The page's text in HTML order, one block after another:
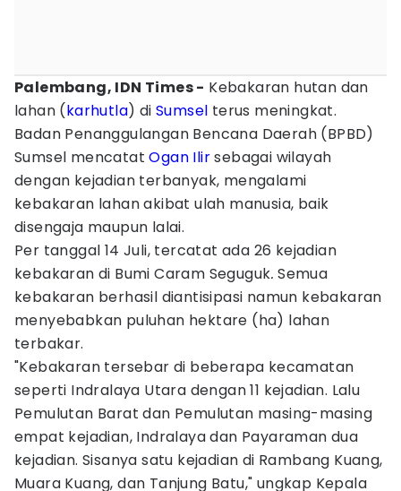
Palembang, IDN Times - Kebakaran hutan dan
lahan (karhutla) diSumsel terus meningkat.
Badan Penanggulangan Bencana Daerah (BPBD)
Sumsel mencatatOgan Ilirsebagai wilayah
dengan kejadian terbanyak, mengalami
kebakaran lahan akibat ulah manusia, baik
disengaja maupun lalai.
Per tanggal 14 Juli, tercatat ada 26 kejadian
kebakaran di Bumi Caram Seguguk. Semua
kebakaran berhasil diantisipasi namun kebakaran
menyebabkan puluhan hektare (ha) lahan
terbakar.
"Kebakaran tersebar di beberapa kecamatan
seperti Indralaya Utara dengan 11 kejadian. Lalu
Pemulutan Barat dan Pemulutan masing-masing
empat kejadian, Indralaya dan Payaraman dua
kejadian. Sisanya satu kejadian di Rambang Kuang,
Muara Kuang, dan Tanjung Batu," ungkap Kepala